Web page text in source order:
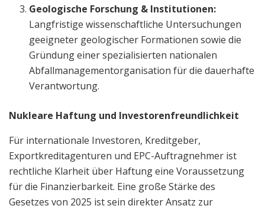
Geologische Forschung & Institutionen:
Langfristige wissenschaftliche Untersuchungen
geeigneter geologischer Formationen sowie die
Gründung einer spezialisierten nationalen
Abfallmanagementorganisation für die dauerhafte
Verantwortung.
Nukleare Haftung und Investorenfreundlichkeit
Für internationale Investoren, Kreditgeber,
Exportkreditagenturen und EPC-Auftragnehmer ist
rechtliche Klarheit über Haftung eine Voraussetzung
für die Finanzierbarkeit. Eine große Stärke des
Gesetzes von 2025 ist sein direkter Ansatz zur